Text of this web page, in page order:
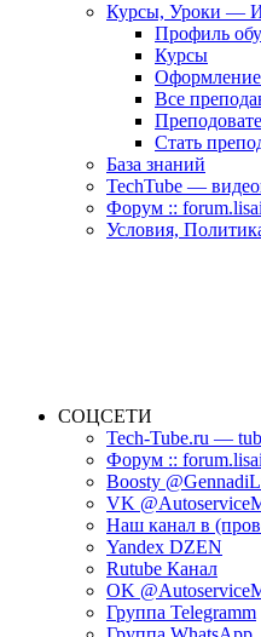
Курсы, Уроки — И
Профиль
Курсы
Оформление
Все
Стать
База знаний
TechTube —
Форум ::
Условия,
СОЦСЕТИ
Tech-Tube.ru —
Форум ::
Boosty
VK
Наш канал в
Yandex DZEN
Rutube Канал
OK
Группа Telegramm